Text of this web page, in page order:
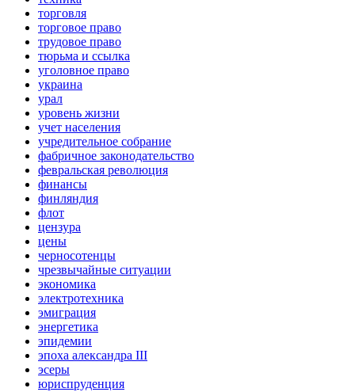
торговля
торговое право
трудовое право
тюрьма и ссылка
уголовное право
украина
урал
уровень жизни
учет населения
учредительное собрание
фабричное законодательство
февральская революция
финансы
финляндия
флот
цензура
цены
черносотенцы
чрезвычайные ситуации
экономика
электротехника
эмиграция
энергетика
эпидемии
эпоха александра III
эсеры
юриспруденция